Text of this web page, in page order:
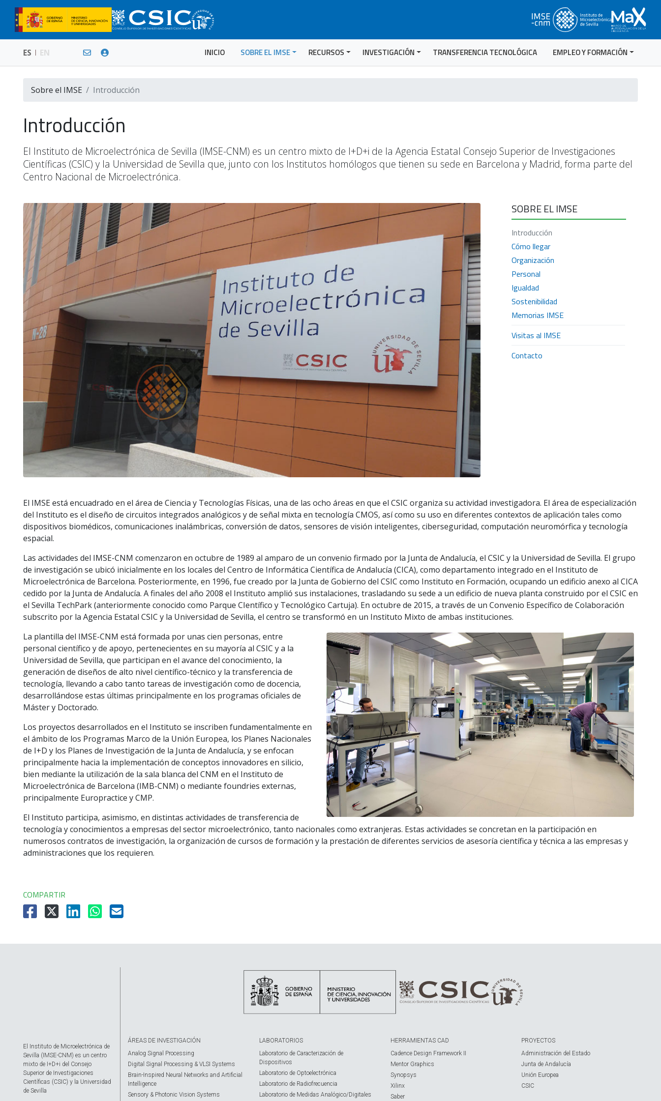
ES EN INICIO SOBRE EL IMSE RECURSOS INVESTIGACIÓN TRANSFERENCIA TECNOLÓGICA EMPLEO Y FORMACIÓN
Sobre el IMSE Introducción
Introducción
El Instituto de Microelectrónica de Sevilla (IMSE-CNM) es un centro mixto de I+D+i de la Agencia Estatal Consejo Superior de Investigaciones
Científicas (CSIC) y la Universidad de Sevilla que, junto con los Institutos homólogos que tienen su sede en Barcelona y Madrid, forma parte del
Centro Nacional de Microelectrónica.
SOBRE EL IMSE
Introducción
Cómo llegar
Organización
Personal
Igualdad
Sostenibilidad
Memorias IMSE
Visitas al IMSE
Contacto
El IMSE está encuadrado en el área de Ciencia y Tecnologías Físicas, una de las ocho áreas en que el CSIC organiza su actividad investigadora. El área de especialización
del Instituto es el diseño de circuitos integrados analógicos y de señal mixta en tecnología CMOS, así como su uso en diferentes contextos de aplicación tales como
dispositivos biomédicos, comunicaciones inalámbricas, conversión de datos, sensores de visión inteligentes, ciberseguridad, computación neuromórfica y tecnología
espacial.
Las actividades del IMSE-CNM comenzaron en octubre de 1989 al amparo de un convenio firmado por la Junta de Andalucía, el CSIC y la Universidad de Sevilla. El grupo
de investigación se ubicó inicialmente en los locales del Centro de Informática Científica de Andalucía (CICA), como departamento integrado en el Instituto de
Microelectrónica de Barcelona. Posteriormente, en 1996, fue creado por la Junta de Gobierno del CSIC como Instituto en Formación, ocupando un edificio anexo al CICA
cedido por la Junta de Andalucía. A finales del año 2008 el Instituto amplió sus instalaciones, trasladando su sede a un edificio de nueva planta construido por el CSIC en
el Sevilla TechPark (anteriormente conocido como Parque CIentífico y Tecnológico Cartuja). En octubre de 2015, a través de un Convenio Específico de Colaboración
subscrito por la Agencia Estatal CSIC y la Universidad de Sevilla, el centro se transformó en un Instituto Mixto de ambas instituciones.
La plantilla del IMSE-CNM está formada por unas cien personas, entre
personal científico y de apoyo, pertenecientes en su mayoría al CSIC y a la
Universidad de Sevilla, que participan en el avance del conocimiento, la
generación de diseños de alto nivel científico-técnico y la transferencia de
tecnología, llevando a cabo tanto tareas de investigación como de docencia,
desarrollándose estas últimas principalmente en los programas oficiales de
Máster y Doctorado.
Los proyectos desarrollados en el Instituto se inscriben fundamentalmente en
el ámbito de los Programas Marco de la Unión Europea, los Planes Nacionales
de I+D y los Planes de Investigación de la Junta de Andalucía, y se enfocan
principalmente hacia la implementación de conceptos innovadores en silicio,
bien mediante la utilización de la sala blanca del CNM en el Instituto de
Microelectrónica de Barcelona (IMB-CNM) o mediante foundries externas,
principalmente Europractice y CMP.
El Instituto participa, asimismo, en distintas actividades de transferencia de
tecnología y conocimientos a empresas del sector microelectrónico, tanto nacionales como extranjeras. Estas actividades se concretan en la participación en
numerosos contratos de investigación, la organización de cursos de formación y la prestación de diferentes servicios de asesoría científica y técnica a las empresas y
administraciones que los requieren.
COMPARTIR
El Instituto de Microelectrónica de
Sevilla (IMSE-CNM) es un centro
mixto de I+D+i del Consejo
Superior de Investigaciones
Científicas (CSIC) y la Universidad
de Sevilla
ÁREAS DE INVESTIGACIÓN
Analog Signal Processing
Digital Signal Processing & VLSI Systems
Brain-Inspired Neural Networks and Artificial
Intelligence
Sensory & Photonic Vision Systems
LABORATORIOS
Laboratorio de Caracterización de
Dispositivos
Laboratorio de Optoelectrónica
Laboratorio de Radiofrecuencia
Laboratorio de Medidas Analógico/Digitales
HERRAMIENTAS CAD
Cadence Design Framework II
Mentor Graphics
Synopsys
Xilinx
Saber
PROYECTOS
Administración del Estado
Junta de Andalucía
Unión Europea
CSIC